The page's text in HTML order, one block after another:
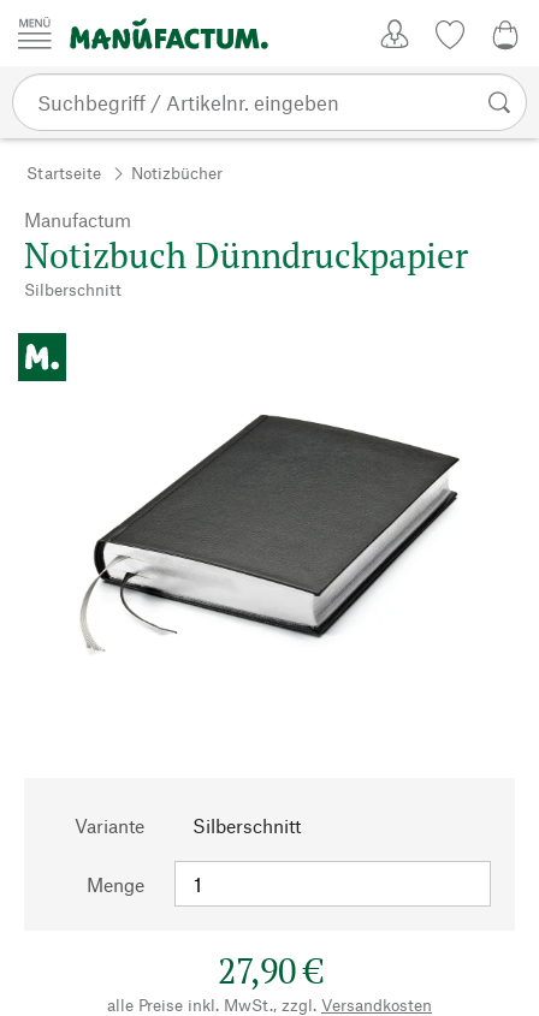
Zum Inhalt springen
Startseite Notizbücher
Manufactum
Notizbuch Dünndruckpapier
Silberschnitt
Variante Silberschnitt
Menge
27,90 €
alle Preise inkl. MwSt., zzgl. Versandkosten